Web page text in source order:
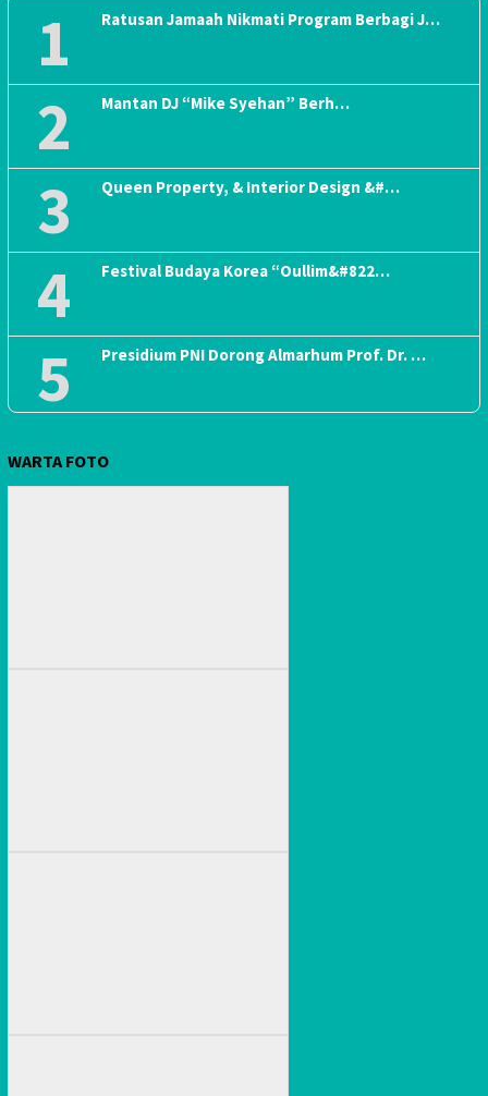
1 Ratusan Jamaah Nikmati Program Berbagi J…
2 Mantan DJ “Mike Syehan” Berh…
3 Queen Property, & Interior Design &#…
4 Festival Budaya Korea “Oullim&#822…
5 Presidium PNI Dorong Almarhum Prof. Dr. …
WARTA FOTO